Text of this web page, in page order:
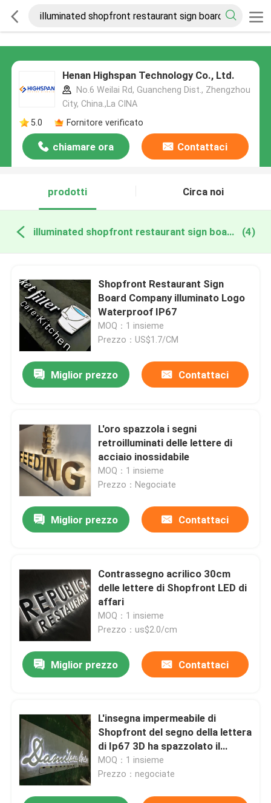
Henan Highspan Technology Co., Ltd.
No.6 Weilai Rd, Guancheng Dist., Zhengzhou
City, China.,La CINA
5.0
Fornitore verificato
chiamare ora Contattaci
prodotti Circa noi
illuminated shopfront restaurant sign board produzione online (4)
Shopfront Restaurant Sign
Board Company illuminato Logo
Waterproof IP67
MOQ：1 insieme
Prezzo：US$1.7/CM
Miglior prezzo Contattaci
L'oro spazzola i segni
retroilluminati delle lettere di
acciaio inossidabile
MOQ：1 insieme
Prezzo：Negociate
Miglior prezzo Contattaci
Contrassegno acrilico 30cm
delle lettere di Shopfront LED di
affari
MOQ：1 insieme
Prezzo：us$2.0/cm
Miglior prezzo Contattaci
L'insegna impermeabile di
Shopfront del segno della lettera
di Ip67 3D ha spazzolato il
metallo Ss304 retroilluminato
MOQ：1 insieme
Prezzo：negociate